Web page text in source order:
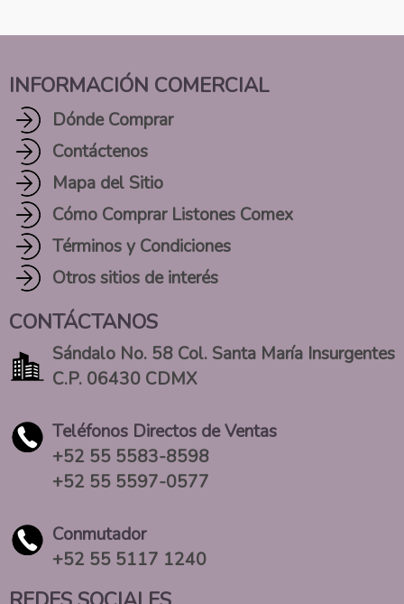
INFORMACIÓN COMERCIAL
Dónde Comprar
Contáctenos
Mapa del Sitio
Cómo Comprar Listones Comex
Términos y Condiciones
Otros sitios de interés
CONTÁCTANOS
Sándalo No. 58 Col. Santa María Insurgentes
C.P. 06430 CDMX
Teléfonos Directos de Ventas
+52 55 5583-8598
+52 55 5597-0577
Conmutador
+52 55 5117 1240